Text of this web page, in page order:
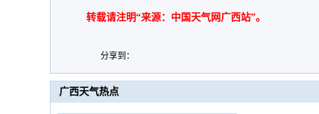
转载请注明“来源：中国天气网广西站”。
分享到：
广西天气热点